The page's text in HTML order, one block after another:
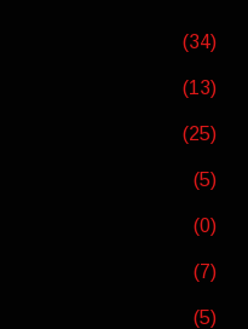
(34)
(13)
(25)
(5)
(0)
(7)
(5)